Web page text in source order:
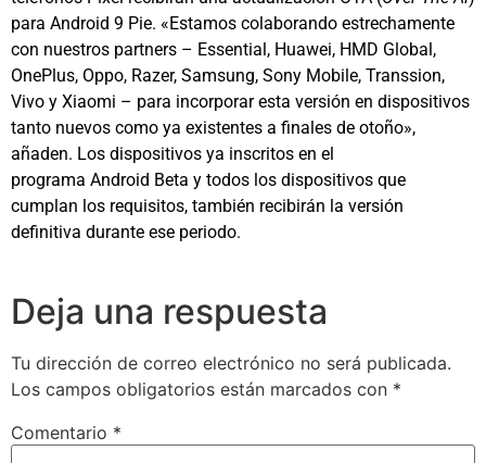
para Android 9 Pie. «Estamos colaborando estrechamente
con nuestros partners – Essential, Huawei, HMD Global,
OnePlus, Oppo, Razer, Samsung, Sony Mobile, Transsion,
Vivo y Xiaomi – para incorporar esta versión en dispositivos
tanto nuevos como ya existentes a finales de otoño»,
añaden. Los dispositivos ya inscritos en el
programa Android Beta y todos los dispositivos que
cumplan los requisitos, también recibirán la versión
definitiva durante ese periodo.
Deja una respuesta
Tu dirección de correo electrónico no será publicada.
Los campos obligatorios están marcados con *
Comentario *